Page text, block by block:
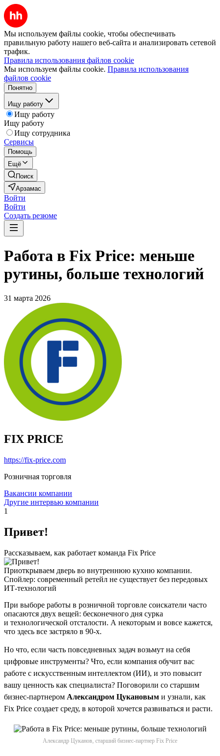
Мы используем файлы cookie, чтобы обеспечивать
правильную работу нашего веб-сайта и анализировать сетевой
трафик.
Правила использования файлов cookie
Мы используем файлы cookie. Правила использования
файлов cookie
Понятно
Ищу работу
Ищу работу
Ищу работу
Ищу сотрудника
Сервисы
Помощь
Ещё
Поиск
Арзамас
Войти
Войти
Создать резюме
Работа в Fix Price: меньше
рутины, больше технологий
31 марта 2026
FIX PRICE
https://fix-price.com
Розничная торговля
Вакансии компании
Другие интервью компании
1
Привет!
Рассказываем, как работает команда Fix Price
Приоткрываем дверь во внутреннюю кухню компании.
Спойлер: современный ретейл не существует без передовых
ИТ-технологий
При выборе работы в розничной торговле соискатели часто
опасаются двух вещей: бесконечного дня сурка
и технологической отсталости. А некоторым и вовсе кажется,
что здесь все застряло в 90-х.
Но что, если часть повседневных задач возьмут на себя
цифровые инструменты? Что, если компания обучит вас
работе с искусственным интеллектом (ИИ), и это повысит
вашу ценность как специалиста? Поговорили со старшим
бизнес-партнером Александром Цукановым и узнали, как
Fix Price создает среду, в которой хочется развиваться и расти.
Александр Цуканов, старший бизнес-партнер Fix Price